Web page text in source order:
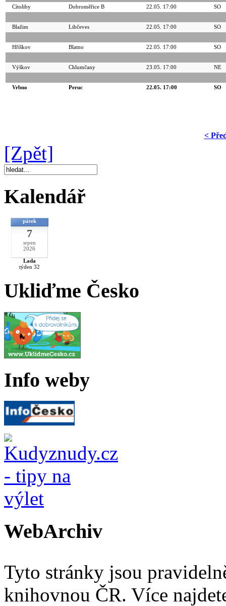
Cítoliby Dobroměřice B 22.05. 17:00 SO
Blažim Libčeves 22.05. 17:00 SO
Hříškov Blatno 22.05. 17:00 SO
Výškov Chlumčany 23.05. 17:00 NE
Vrbno Peruc 22.05. 17:00 SO
<
[Zpět]
Kalendář
pátek
7
srpen
2026
Lada
týden 32
Ukliďme Česko
Info weby
WebArchiv
Tyto stránky jsou
knihovnou ČR. Více